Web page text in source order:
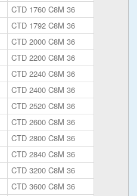
CTD 1760 C8M 36
CTD 1792 C8M 36
CTD 2000 C8M 36
CTD 2200 C8M 36
CTD 2240 C8M 36
CTD 2400 C8M 36
CTD 2520 C8M 36
CTD 2600 C8M 36
CTD 2800 C8M 36
CTD 2840 C8M 36
CTD 3200 C8M 36
CTD 3600 C8M 36